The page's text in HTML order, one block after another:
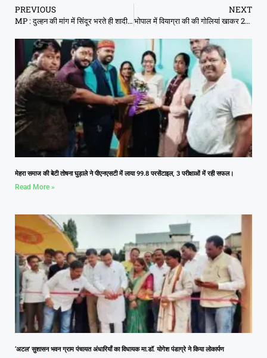
PREVIOUS
MP : दुल्‍हन की मांग में स‍िंंदूर भरते ही शादी रुकी, नाराज दूल्‍हा छोटी बहन का अपहरण कर भागा
NEXT
भोपाल में वियाग्रा की की गोलियां खाकर 25 साल का युवक पहुंचा अस्पताल; इलाज के दौरान मौत
मेहरा समाज की बेटी तोषना घुड़ाले ने पीएनएसटी में लाया 99.8 परसेंटाइल, 3 परीक्षाओं में रही सफल।
Read More »
‘अटल’ सुशासन भवन ग्राम पंचायत अंधारियाँ का विधायक मा.डॉ. योगेश पंडाग्रे ने किया लोकार्पण